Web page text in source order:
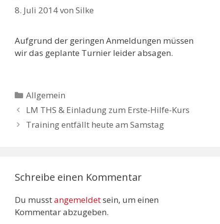
8. Juli 2014von Silke
Aufgrund der geringen Anmeldungen müssen
wir das geplante Turnier leider absagen.
Kategorien
Allgemein
LM THS & Einladung zum Erste-Hilfe-Kurs
Training entfällt heute am Samstag
Schreibe einen Kommentar
Du musstangemeldetsein, um einen
Kommentar abzugeben.